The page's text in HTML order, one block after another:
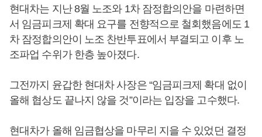
현대차는 지난 8월 노조와 1차 잠정합의안을 마련하면
서 임금피크제 확대 요구를 전향적으로 철회했음에도 1
차 잠정합의안이 노조 찬반투표에서 부결되고 이후 노
조파업 수위가 한층 높아졌다.
그전까지 윤갑한 현대차 사장은 “임금피크제 확대 없이
올해 협상도 끝나지 않을 것”이라는 입장을 고수했다.
현대차가 올해 임금협상을 마무리 지을 수 있었던 결정